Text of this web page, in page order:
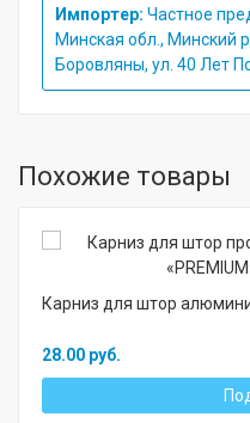
Импортер: Частное
Минская обл., Минский
Боровляны, ул. 40 Лет
Похожие товары
Карниз для штор
28.00 руб.